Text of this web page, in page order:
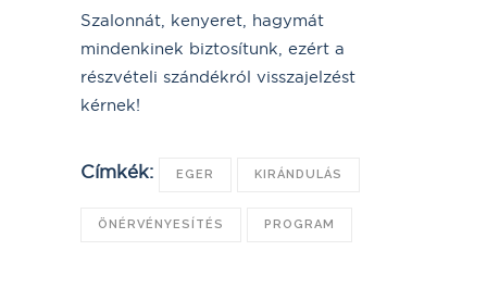
Szalonnát, kenyeret, hagymát
mindenkinek biztosítunk, ezért a
részvételi szándékról visszajelzést
kérnek!
Címkék: EGER KIRÁNDULÁS
ÖNÉRVÉNYESÍTÉS PROGRAM